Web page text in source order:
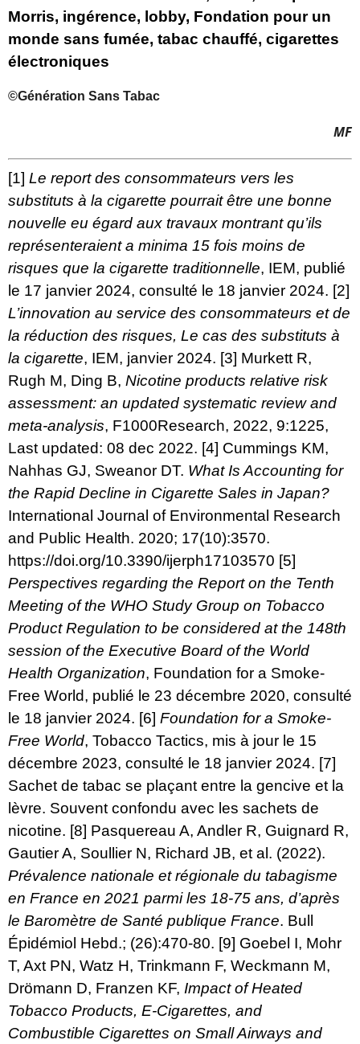
Morris, ingérence, lobby, Fondation pour un
monde sans fumée, tabac chauffé, cigarettes
électroniques
©Génération Sans Tabac
MF
[1] Le report des consommateurs vers les
substituts à la cigarette pourrait être une bonne
nouvelle eu égard aux travaux montrant qu’ils
représenteraient a minima 15 fois moins de
risques que la cigarette traditionnelle, IEM, publié
le 17 janvier 2024, consulté le 18 janvier 2024. [2]
L’innovation au service des consommateurs et de
la réduction des risques, Le cas des substituts à
la cigarette, IEM, janvier 2024. [3] Murkett R,
Rugh M, Ding B, Nicotine products relative risk
assessment: an updated systematic review and
meta-analysis, F1000Research, 2022, 9:1225,
Last updated: 08 dec 2022. [4] Cummings KM,
Nahhas GJ, Sweanor DT. What Is Accounting for
the Rapid Decline in Cigarette Sales in Japan?
International Journal of Environmental Research
and Public Health. 2020; 17(10):3570.
https://doi.org/10.3390/ijerph17103570 [5]
Perspectives regarding the Report on the Tenth
Meeting of the WHO Study Group on Tobacco
Product Regulation to be considered at the 148th
session of the Executive Board of the World
Health Organization, Foundation for a Smoke-
Free World, publié le 23 décembre 2020, consulté
le 18 janvier 2024. [6] Foundation for a Smoke-
Free World, Tobacco Tactics, mis à jour le 15
décembre 2023, consulté le 18 janvier 2024. [7]
Sachet de tabac se plaçant entre la gencive et la
lèvre. Souvent confondu avec les sachets de
nicotine. [8] Pasquereau A, Andler R, Guignard R,
Gautier A, Soullier N, Richard JB, et al. (2022).
Prévalence nationale et régionale du tabagisme
en France en 2021 parmi les 18-75 ans, d’après
le Baromètre de Santé publique France. Bull
Épidémiol Hebd.; (26):470-80. [9] Goebel I, Mohr
T, Axt PN, Watz H, Trinkmann F, Weckmann M,
Drömann D, Franzen KF, Impact of Heated
Tobacco Products, E-Cigarettes, and
Combustible Cigarettes on Small Airways and